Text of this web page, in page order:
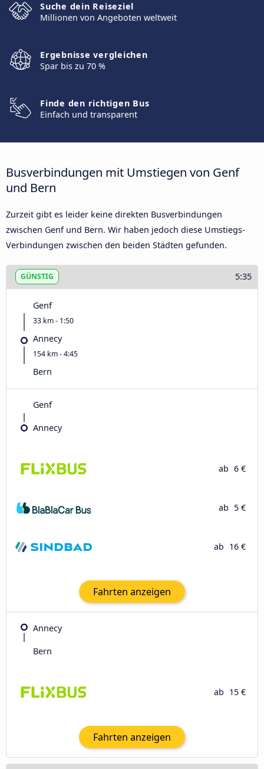
Suche dein Reiseziel
Millionen von Angeboten weltweit
Ergebnisse vergleichen
Spar bis zu 70 %
Finde den richtigen Bus
Einfach und transparent
Busverbindungen mit Umstiegen von Genf
und Bern
Zurzeit gibt es leider keine direkten Busverbindungen
zwischen Genf und Bern. Wir haben jedoch diese Umstiegs-
Verbindungen zwischen den beiden Städten gefunden.
GÜNSTIG 5:35
Genf
33 km - 1:50
Annecy
154 km - 4:45
Bern
Genf
Annecy
ab 6 €
ab 5 €
ab 16 €
Fahrten anzeigen
Annecy
Bern
ab 15 €
Fahrten anzeigen